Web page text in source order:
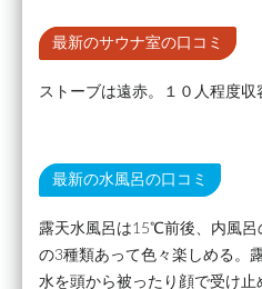
最新のサウナ室の口コミ
ストーブは遠赤。１０人程度収
最新の水風呂の口コミ
露天水風呂は15℃前後、内風
の3種類あって色々楽しめる。
水を頭から被ったり顔で受け止